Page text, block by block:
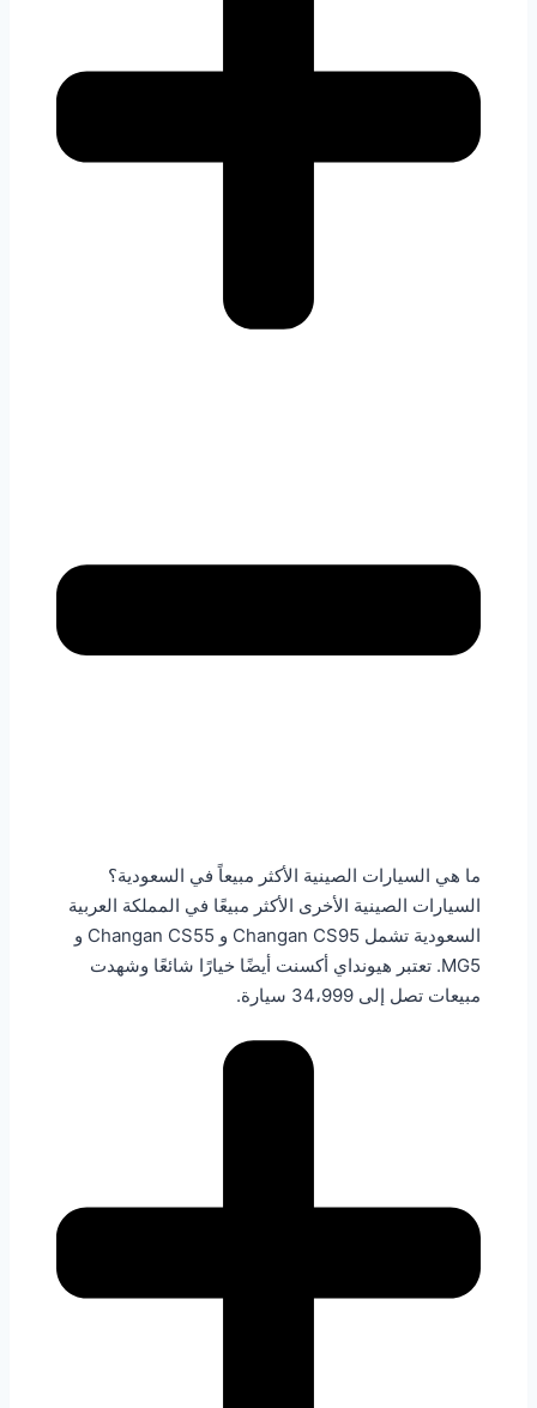
ما هي السيارات الصينية الأكثر مبيعاً في السعودية؟
السيارات الصينية الأخرى الأكثر مبيعًا في المملكة العربية
السعودية تشمل Changan CS95 و Changan CS55 و
MG5. تعتبر هيونداي أكسنت أيضًا خيارًا شائعًا وشهدت
مبيعات تصل إلى 34،999 سيارة.